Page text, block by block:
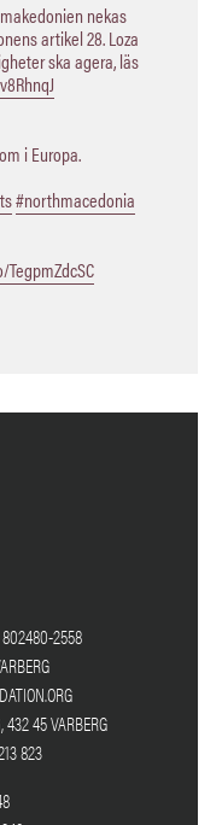
nekas
artikel 28. Loza
ska agera, läs
i Europa.
#northmacedonia
802480-2558
432 45 VARBERG
823